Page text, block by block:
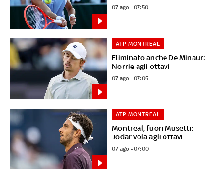
07 ago - 07:50
Eliminato anche De Minaur:
Norrie agli ottavi
ATP MONTREAL
07 ago - 07:05
Montreal, fuori Musetti:
Jodar vola agli ottavi
ATP MONTREAL
07 ago - 07:00